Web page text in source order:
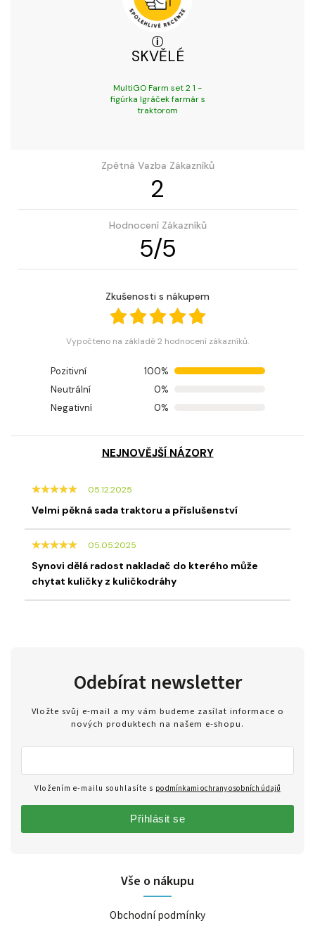
SKVĚLÉ
MultiGO Farm set 2 1 -
figúrka Igráček farmár s
traktorom
Zpětná Vazba Zákazníků
2
Hodnocení Zákazníků
5/5
Zkušenosti s nákupem
Vypočteno na základě 2 hodnocení zákazníků.
Pozitivní
100%
Neutrální
0%
Negativní
0%
NEJNOVĚJŠÍ NÁZORY
05.12.2025
Velmi pěkná sada traktoru a příslušenství
05.05.2025
Synovi dělá radost nakladač do kterého může
chytat kuličky z kuličkodráhy
Vše o nákupu
Obchodní podmínky
Odebírat newsletter
Vložte svůj e-mail a my vám budeme zasílat informace o
nových produktech na našem e-shopu.
Vložením e-mailu souhlasíte s podmínkami ochrany osobních údajů
Přihlásit se